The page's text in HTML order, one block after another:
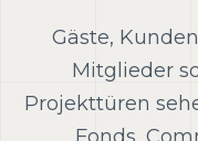
Gäste,
Mitglieder
Projekttüren